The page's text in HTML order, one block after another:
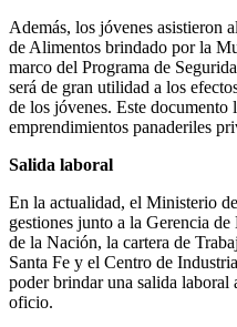
Además, los jóvenes asistieron
de Alimentos brindado por la
marco del Programa de
será de gran utilidad a los
de los jóvenes. Este documento
emprendimientos panaderiles
Salida laboral
En la actualidad, el Ministerio
gestiones junto a la Gerencia
de la Nación, la cartera de
Santa Fe y el Centro de
poder brindar una salida laboral
oficio.